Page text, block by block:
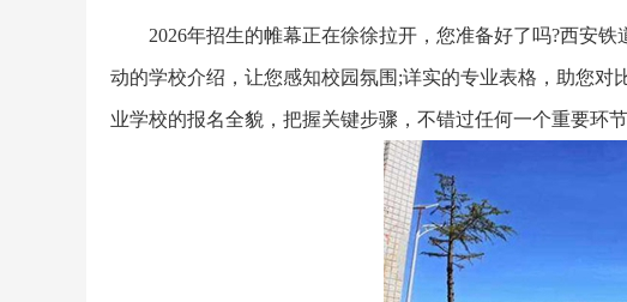
2026年招生的帷幕正在徐徐拉开，您准备好了吗?西安
动的学校介绍，让您感知校园氛围;详实的专业表格，助您
业学校的报名全貌，把握关键步骤，不错过任何一个重要环节